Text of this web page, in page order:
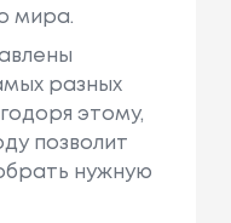
мира.
разных
этому,
позволит
нужную